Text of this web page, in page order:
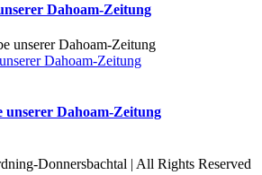
Dahoam-Zeitung
Dahoam-Zeitung
unserer Dahoam-Zeitung
Donnersbachtal | All Rights Reserved